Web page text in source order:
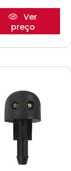
Ver
preço